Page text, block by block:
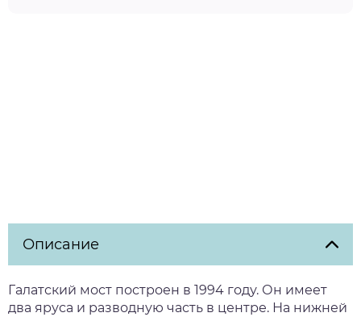
Описание
Галатский мост построен в 1994 году. Он имеет
два яруса и разводную часть в центре. На нижней